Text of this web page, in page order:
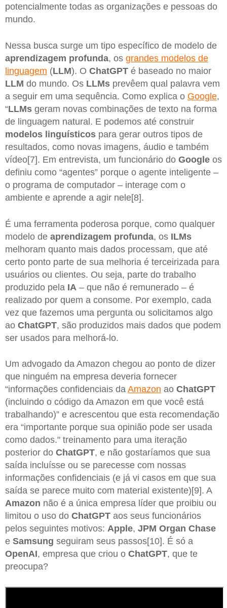
potencialmente todas as organizações e pessoas do
mundo.
Nessa busca surge um tipo específico de modelo de
aprendizagem profunda, os grandes modelos de
linguagem (LLM). O ChatGPT é baseado no maior
LLM do mundo. Os LLMs prevêem qual palavra vem
a seguir em uma sequência. Como explica o Google,
“LLMs geram novas combinações de texto na forma
de linguagem natural. E podemos até construir
modelos linguísticos para gerar outros tipos de
resultados, como novas imagens, áudio e também
vídeo[7]. Em entrevista, um funcionário do Google os
definiu como “agentes” porque o agente inteligente –
o programa de computador – interage com o
ambiente e aprende a agir nele[8].
É uma ferramenta poderosa porque, como qualquer
modelo de aprendizagem profunda, os ILMs
melhoram quanto mais dados processam, que até
certo ponto parte de sua melhoria é terceirizada para
usuários ou clientes. Ou seja, parte do trabalho
produzido pela IA – que não é remunerado – é
realizado por quem a consome. Por exemplo, cada
vez que fazemos uma pergunta ou solicitamos algo
ao ChatGPT, são produzidos mais dados que podem
ser usados ​​para melhorá-lo.
Um advogado da Amazon chegou ao ponto de dizer
que ninguém na empresa deveria fornecer
“informações confidenciais da Amazon ao ChatGPT
(incluindo o código da Amazon em que você está
trabalhando)” e acrescentou que esta recomendação
era “importante porque sua opinião pode ser usada
como dados." treinamento para uma iteração
posterior do ChatGPT, e não gostaríamos que sua
saída incluísse ou se parecesse com nossas
informações confidenciais (e já vi casos em que sua
saída se parece muito com material existente)[9]. A
Amazon não é a única empresa líder que proibiu ou
limitou o uso do ChatGPT aos seus funcionários
pelos seguintes motivos: Apple, JPM Organ Chase
e Samsung seguiram seus passos[10]. É só a
OpenAI, empresa que criou o ChatGPT, que te
preocupa?